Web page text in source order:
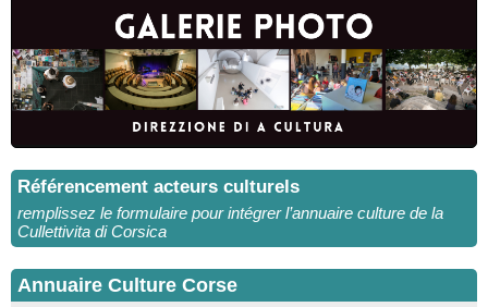
Référencement acteurs culturels
remplissez le formulaire pour intégrer l’annuaire culture de la
Cullettivita di Corsica
Annuaire Culture Corse